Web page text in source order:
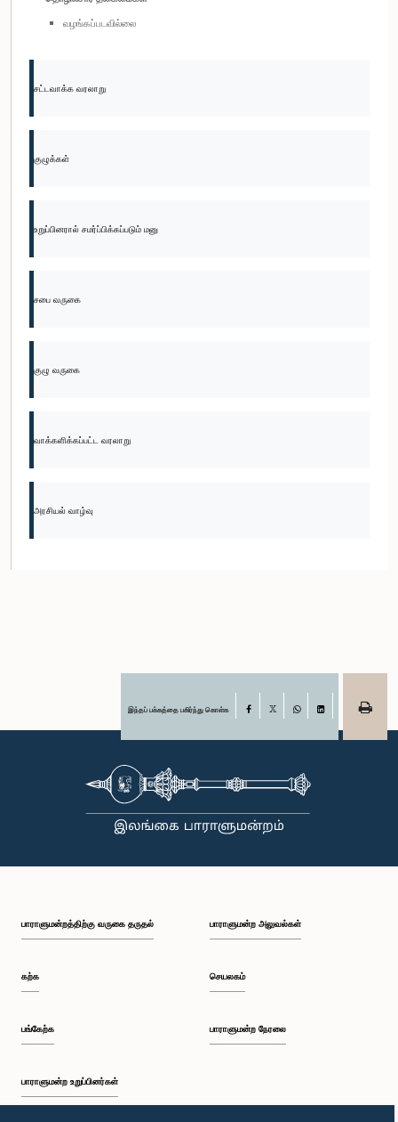
வழங்கப்படவில்லை
சட்டவாக்க வரலாறு
குழுக்கள்
உறுப்பினரால் சமர்ப்பிக்கப்படும் மனு
சபை வருகை
குழு வருகை
வாக்களிக்கப்பட்ட வரலாறு
அரசியல் வாழ்வு
இந்தப் பக்கத்தை பகிர்ந்து கொள்க Facebook
பாராளுமன்றத்திற்கு வருகை தருதல்
கற்க
பங்கேற்க
பாராளுமன்ற உறுப்பினர்கள்
பாராளுமன்ற அலுவல்கள்
செயலகம்
பாராளுமன்ற நேரலை